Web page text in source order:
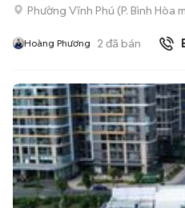
Phường Vĩnh Phú (P. Bình Hòa
Hoàng Phương 2 đã bán